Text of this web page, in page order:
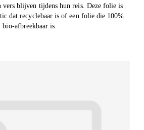
vers blijven tijdens hun reis. Deze folie is
dat recyclebaar is of een folie die 100%
bio-afbreekbaar is.